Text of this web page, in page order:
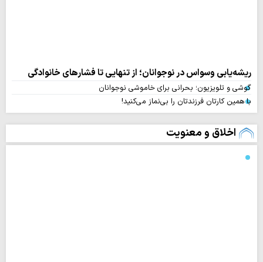
ریشه‌یابی وسواس در نوجوانان؛ از تنهایی تا فشارهای خانوادگی
گوشی و تلویزیون؛ بحرانی برای خاموشی نوجوانان
با همین کارتان فرزندتان را بی‌نماز می‌کنید!
اخلاق و معنویت